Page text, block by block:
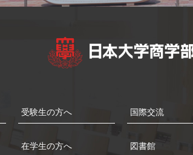
受験生の方へ
在学生の方へ
国際交流
図書館